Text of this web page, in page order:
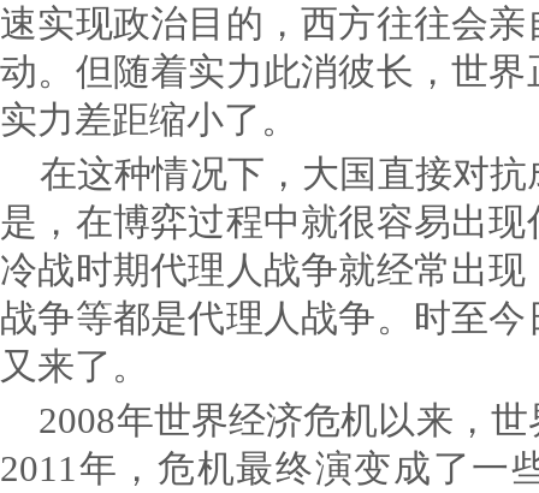
速实现政治目的，西方往往会
动。但随着实力此消彼长，世
实力差距缩小了。
在这种情况下，大国直接对抗
是，在博弈过程中就很容易出
冷战时期代理人战争就经常出
战争等都是代理人战争。时至
又来了。
2008年世界经济危机以来，
2011年，危机最终演变成了一